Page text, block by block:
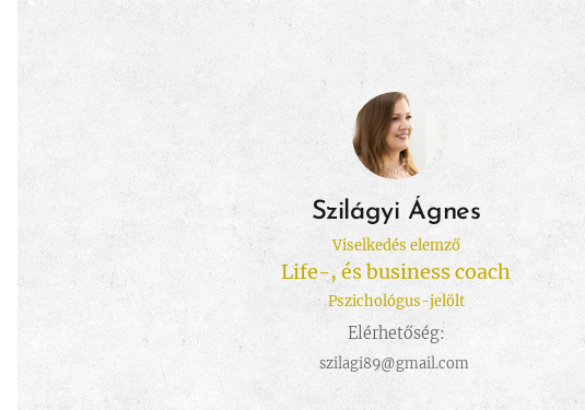
Szilágyi Ágnes
Viselkedés elemző
Life-, és business coach
Pszichológus-jelölt
Elérhetőség:
szilagi89@gmail.com